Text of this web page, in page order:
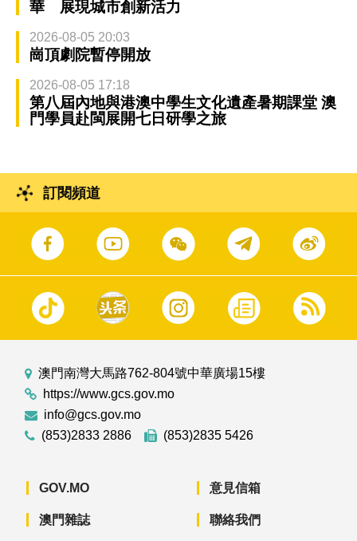
華 展現城市創新活力
2026-08-05 20:03
崗頂劇院暫停開放
2026-08-05 17:18
第八屆內地與港澳中學生文化遺產暑期課堂 澳
門學員赴閩展開七日研學之旅
訂閱頻道
澳門南灣大馬路762-804號中華廣場15樓
https://www.gcs.gov.mo
info@gcs.gov.mo
(853)2833 2886
(853)2835 5426
GOV.MO
澳門雜誌
意見信箱
聯絡我們